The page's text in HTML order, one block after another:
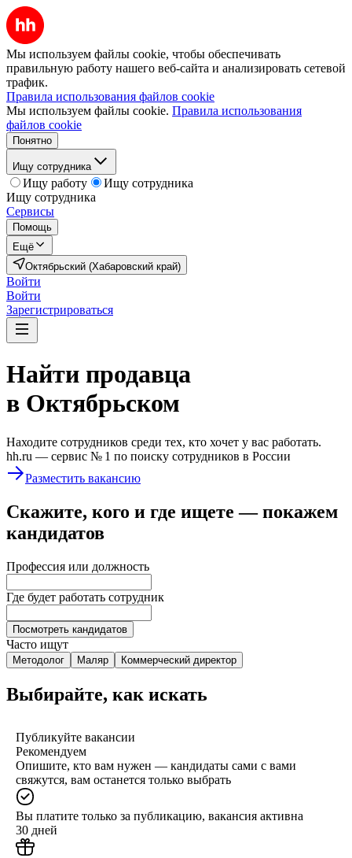
Мы используем файлы cookie, чтобы обеспечивать
правильную работу нашего веб-сайта и анализировать сетевой
трафик.
Правила использования файлов cookie
Мы используем файлы cookie. Правила использования
файлов cookie
Понятно
Ищу сотрудника
Ищу работу
Ищу сотрудника
Ищу сотрудника
Сервисы
Помощь
Ещё
Октябрьский (Хабаровский край)
Войти
Войти
Зарегистрироваться
Найти продавца
в Октябрьском
Находите сотрудников среди тех, кто хочет у вас работать.
hh.ru — сервис № 1 по поиску сотрудников в России
Разместить вакансию
Скажите, кого и где ищете — покажем
кандидатов
Профессия или должность
Где будет работать сотрудник
Посмотреть кандидатов
Часто ищут
Методолог Маляр Коммерческий директор
Выбирайте, как искать
Публикуйте вакансии
Рекомендуем
Опишите, кто вам нужен — кандидаты сами с вами
свяжутся, вам останется только выбрать
Вы платите только за публикацию, вакансия активна
30 дней